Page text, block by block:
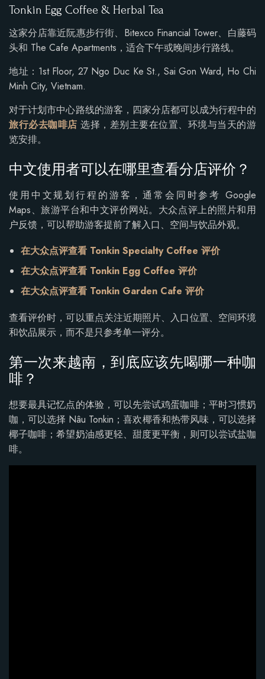
Tonkin Egg Coffee & Herbal Tea
这家分店靠近阮惠步行街、Bitexco Financial Tower、白藤码
头和 The Cafe Apartments，适合下午或晚间步行路线。
地址：1st Floor, 27 Ngo Duc Ke St., Sai Gon Ward, Ho Chi
Minh City, Vietnam.
对于计划市中心路线的游客，四家分店都可以成为行程中的
旅行必去咖啡店 选择，差别主要在位置、环境与当天的游
览安排。
中文使用者可以在哪里查看分店评价？
使用中文规划行程的游客，通常会同时参考 Google
Maps、旅游平台和中文评价网站。大众点评上的照片和用
户反馈，可以帮助游客提前了解入口、空间与饮品外观。
在大众点评查看 Tonkin Specialty Coffee 评价
在大众点评查看 Tonkin Egg Coffee 评价
在大众点评查看 Tonkin Garden Cafe 评价
查看评价时，可以重点关注近期照片、入口位置、空间环境
和饮品展示，而不是只参考单一评分。
第一次来越南，到底应该先喝哪一种咖
啡？
想要最具记忆点的体验，可以先尝试鸡蛋咖啡；平时习惯奶
咖，可以选择 Nâu Tonkin；喜欢椰香和热带风味，可以选择
椰子咖啡；希望奶油感更轻、甜度更平衡，则可以尝试盐咖
啡。